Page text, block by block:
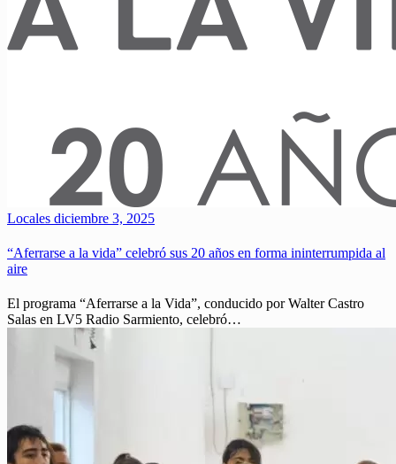
Locales diciembre 3, 2025
“Aferrarse a la vida” celebró sus 20 años en forma ininterrumpida al
aire
El programa “Aferrarse a la Vida”, conducido por Walter Castro
Salas en LV5 Radio Sarmiento, celebró…